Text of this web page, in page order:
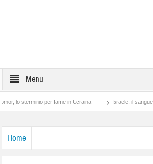
Menu
per fame in Ucraina Israele, il sangue degli altri
Home